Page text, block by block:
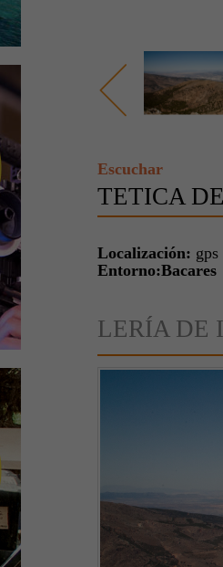
Escuchar
TETICA
Localización: gps
Entorno:Bacares
LERÍA DE